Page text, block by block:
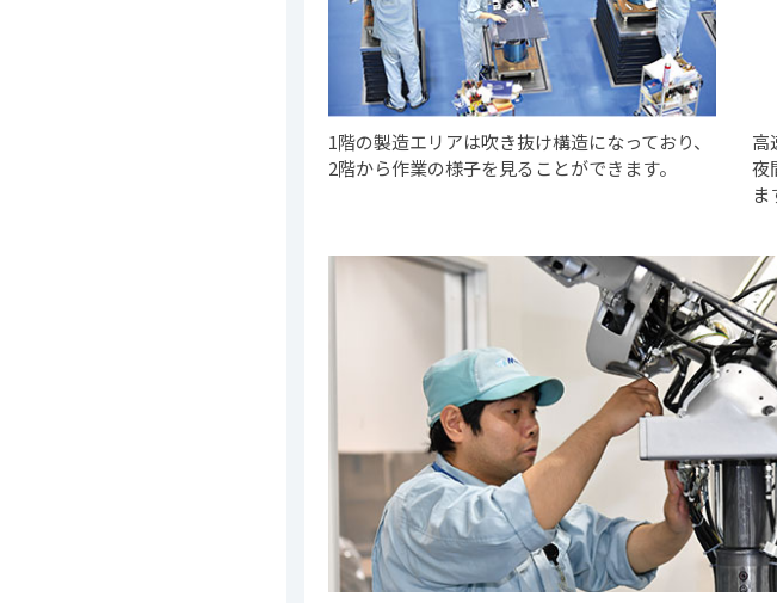
1階の製造エリアは吹き抜け構造になっており、
2階から作業の様子を見ることができます。
高
夜
ま